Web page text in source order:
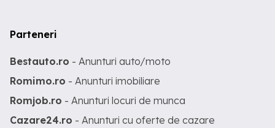
Parteneri
Bestauto.ro - Anunturi auto/moto
Romimo.ro - Anunturi imobiliare
Romjob.ro - Anunturi locuri de munca
Cazare24.ro - Anunturi cu oferte de cazare